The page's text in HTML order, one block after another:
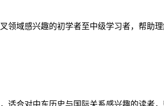
域感兴趣的初学者至中级学习者，帮助
适合对中东历史与国际关系感兴趣的读者